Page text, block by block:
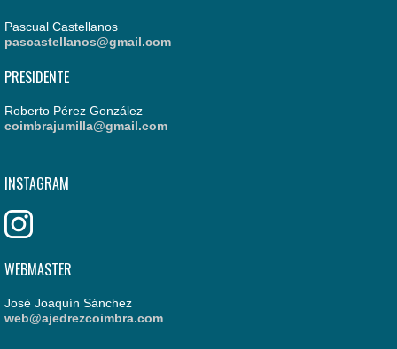
Pascual Castellanos
pascastellanos@gmail.com
PRESIDENTE
Roberto Pérez González
coimbrajumilla@gmail.com
INSTAGRAM
WEBMASTER
José Joaquín Sánchez
web@ajedrezcoimbra.com